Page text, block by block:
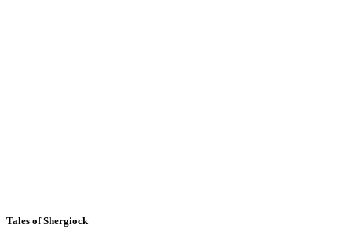
Tales of Shergiock